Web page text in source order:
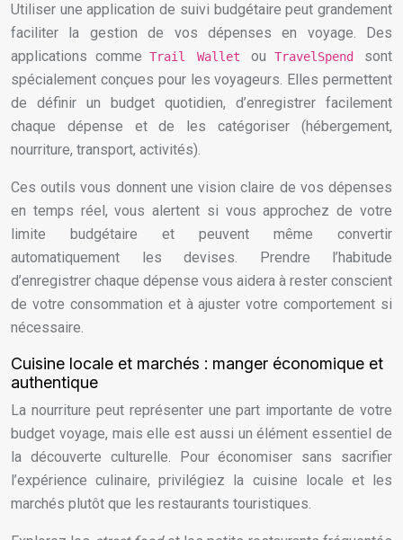
Utiliser une application de suivi budgétaire peut grandement
faciliter la gestion de vos dépenses en voyage. Des
applications comme Trail Wallet ou TravelSpend sont
spécialement conçues pour les voyageurs. Elles permettent
de définir un budget quotidien, d’enregistrer facilement
chaque dépense et de les catégoriser (hébergement,
nourriture, transport, activités).
Ces outils vous donnent une vision claire de vos dépenses
en temps réel, vous alertent si vous approchez de votre
limite budgétaire et peuvent même convertir
automatiquement les devises. Prendre l’habitude
d’enregistrer chaque dépense vous aidera à rester conscient
de votre consommation et à ajuster votre comportement si
nécessaire.
Cuisine locale et marchés : manger économique et
authentique
La nourriture peut représenter une part importante de votre
budget voyage, mais elle est aussi un élément essentiel de
la découverte culturelle. Pour économiser sans sacrifier
l’expérience culinaire, privilégiez la cuisine locale et les
marchés plutôt que les restaurants touristiques.